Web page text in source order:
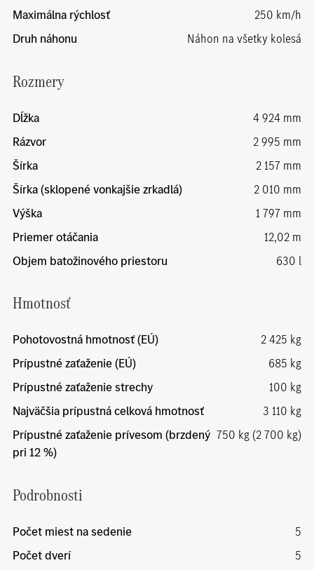
Maximálna rýchlosť
250 km/h
Druh náhonu
Náhon na všetky kolesá
Rozmery
Dĺžka
4 924 mm
Rázvor
2 995 mm
Šírka
2 157 mm
Šírka (sklopené vonkajšie zrkadlá)
2 010 mm
Výška
1 797 mm
Priemer otáčania
12,02 m
Objem batožinového priestoru
630 l
Hmotnosť
Pohotovostná hmotnosť (EÚ)
2 425 kg
Prípustné zaťaženie (EÚ)
685 kg
Prípustné zaťaženie strechy
100 kg
Najväčšia prípustná celková hmotnosť
3 110 kg
Prípustné zaťaženie prívesom (brzdený
pri 12 %)
750 kg (2 700 kg)
Podrobnosti
Počet miest na sedenie
5
Počet dverí
5